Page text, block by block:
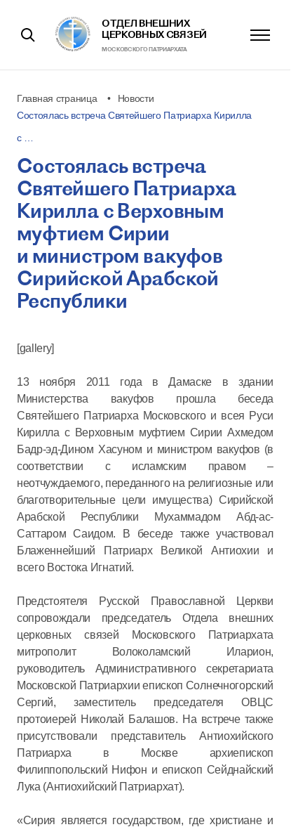
ОТДЕЛ ВНЕШНИХ
ЦЕРКОВНЫХ СВЯЗЕЙ
МОСКОВСКОГО ПАТРИАРХАТА
Главная страница
Новости
Состоялась встреча Святейшего Патриарха Кирилла
с …
Состоялась встреча
Святейшего Патриарха
Кирилла с Верховным
муфтием Сирии
и министром вакуфов
Сирийской Арабской
Республики
[gallery]
13 ноября 2011 года в Дамаске в здании
Министерства вакуфов прошла беседа
Святейшего Патриарха Московского и всея Руси
Кирилла с Верховным муфтием Сирии Ахмедом
Бадр-эд-Дином Хасуном и министром вакуфов (в
соответствии с исламским правом –
неотчуждаемого, переданного на религиозные или
благотворительные цели имущества) Сирийской
Арабской Республики Мухаммадом Абд-ас-
Саттаром Саидом. В беседе также участвовал
Блаженнейший Патриарх Великой Антиохии и
всего Востока Игнатий.
Предстоятеля Русской Православной Церкви
сопровождали председатель Отдела внешних
церковных связей Московского Патриархата
митрополит Волоколамский Иларион,
руководитель Административного секретариата
Московской Патриархии епископ Солнечногорский
Сергий, заместитель председателя ОВЦС
протоиерей Николай Балашов. На встрече также
присутствовали представитель Антиохийского
Патриарха в Москве архиепископ
Филиппопольский Нифон и епископ Сейднайский
Лука (Антиохийский Патриархат).
«Сирия является государством, где христиане и